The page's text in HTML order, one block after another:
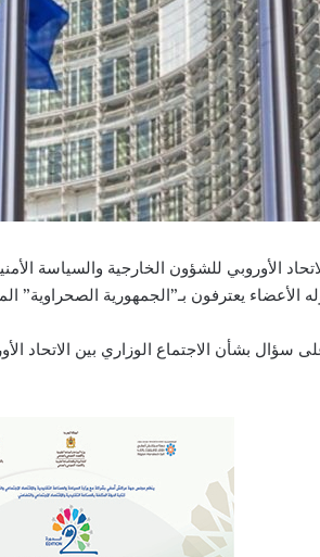
الأوروبي للشؤون الخارجية والسياسة
الأعضاء يعترفون بـ”الجمهورية الصحراوية”
سؤال بشأن الاجتماع الوزاري بين الاتحاد
لإثبات
حسن
نية
المكتري